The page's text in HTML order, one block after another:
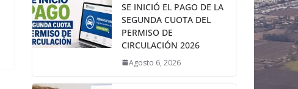
SE INICIÓ EL PAGO DE LA
SEGUNDA CUOTA DEL
PERMISO DE
CIRCULACIÓN 2026
Agosto 6, 2026